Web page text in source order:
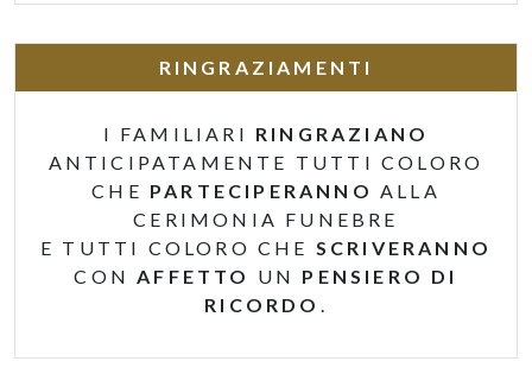
RINGRAZIAMENTI
I FAMILIARI RINGRAZIANO
ANTICIPATAMENTE TUTTI COLORO
CHE PARTECIPERANNO ALLA
CERIMONIA FUNEBRE
E TUTTI COLORO CHE SCRIVERANNO
CONAFFETTO UN PENSIERO DI
RICORDO .